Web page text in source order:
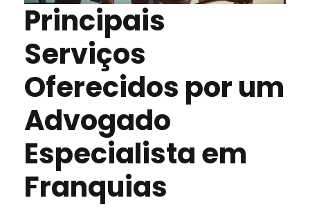
Principais
Serviços
Oferecidos por um
Advogado
Especialista em
Franquias